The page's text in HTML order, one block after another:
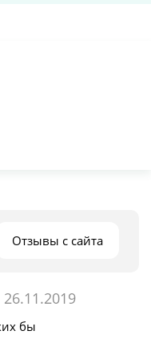
Отзывы с сайта
26.11.2019
бы